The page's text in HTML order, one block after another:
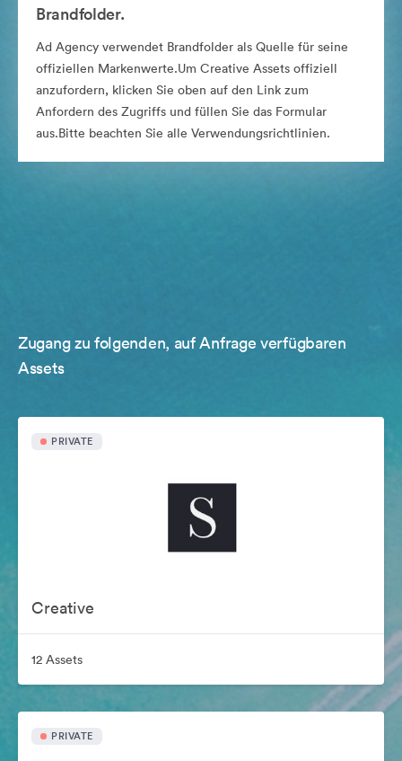
Brandfolder.
Ad Agency verwendet Brandfolder als Quelle für seine
offiziellen Markenwerte.Um Creative Assets offiziell
anzufordern, klicken Sie oben auf den Link zum
Anfordern des Zugriffs und füllen Sie das Formular
aus.Bitte beachten Sie alle Verwendungsrichtlinien.
Zugang zu folgenden, auf Anfrage verfügbaren
Assets
PRIVATE
Creative
12 Assets
PRIVATE